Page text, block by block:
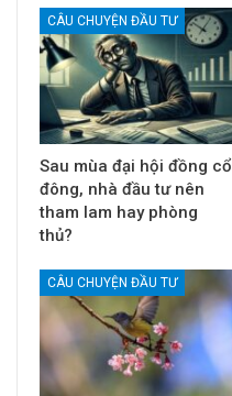
CÂU CHUYỆN ĐẦU TƯ
Sau mùa đại hội đồng cổ
đông, nhà đầu tư nên
tham lam hay phòng
thủ?
CÂU CHUYỆN ĐẦU TƯ